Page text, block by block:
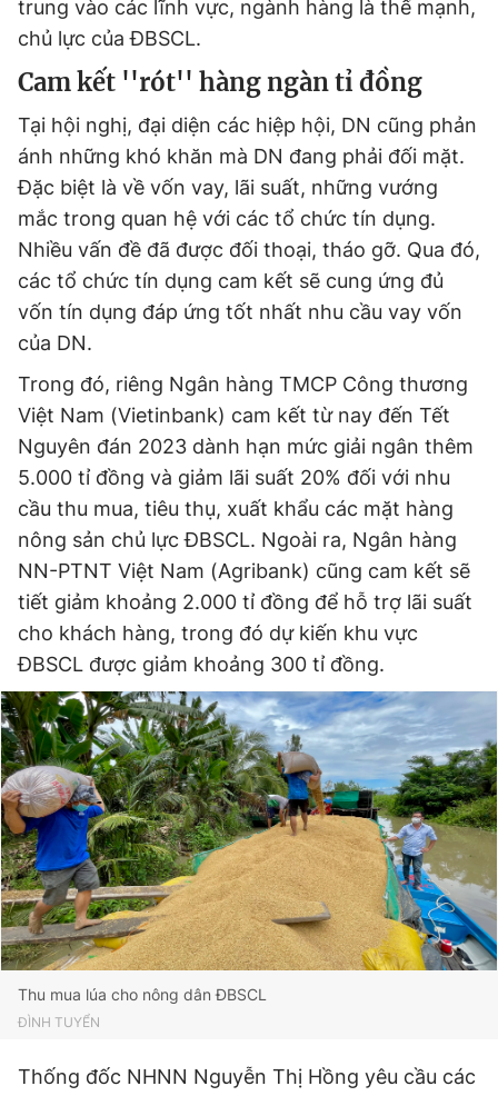
trung vào các lĩnh vực, ngành hàng là thế mạnh,
chủ lực của ĐBSCL.
Cam kết ''rót'' hàng ngàn tỉ đồng
Tại hội nghị, đại diện các hiệp hội, DN cũng phản
ánh những khó khăn mà DN đang phải đối mặt.
Đặc biệt là về vốn vay, lãi suất, những vướng
mắc trong quan hệ với các tổ chức tín dụng.
Nhiều vấn đề đã được đối thoại, tháo gỡ. Qua đó,
các tổ chức tín dụng cam kết sẽ cung ứng đủ
vốn tín dụng đáp ứng tốt nhất nhu cầu vay vốn
của DN.
Trong đó, riêng Ngân hàng TMCP Công thương
Việt Nam (Vietinbank) cam kết từ nay đến Tết
Nguyên đán 2023 dành hạn mức giải ngân thêm
5.000 tỉ đồng và giảm lãi suất 20% đối với nhu
cầu thu mua, tiêu thụ, xuất khẩu các mặt hàng
nông sản chủ lực ĐBSCL. Ngoài ra, Ngân hàng
NN-PTNT Việt Nam (Agribank) cũng cam kết sẽ
tiết giảm khoảng 2.000 tỉ đồng để hỗ trợ lãi suất
cho khách hàng, trong đó dự kiến khu vực
ĐBSCL được giảm khoảng 300 tỉ đồng.
Thu mua lúa cho nông dân ĐBSCL
ĐÌNH TUYỂN
Thống đốc NHNN Nguyễn Thị Hồng yêu cầu các